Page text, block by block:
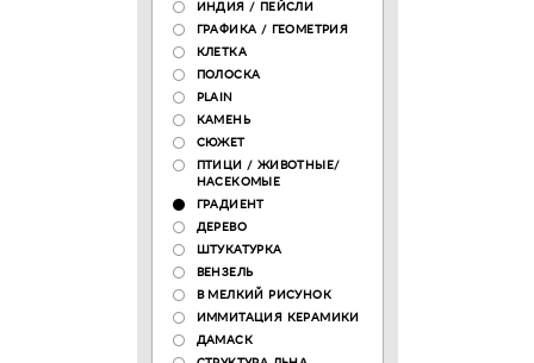
ИНДИЯ / ПЕЙСЛИ
ГРАФИКА / ГЕОМЕТРИЯ
КЛЕТКА
ПОЛОСКА
PLAIN
КАМЕНЬ
СЮЖЕТ
ПТИЦИ / ЖИВОТНЫЕ/
НАСЕКОМЫЕ
ГРАДИЕНТ
ДЕРЕВО
ШТУКАТУРКА
ВЕНЗЕЛЬ
В МЕЛКИЙ РИСУНОК
ИММИТАЦИЯ КЕРАМИКИ
ДАМАСК